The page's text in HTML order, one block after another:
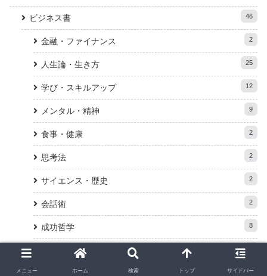
ビジネス書 46
金融・ファイナンス 2
人生論・生き方 25
学び・スキルアップ 12
メンタル・精神 9
食事・健康 2
思考法 2
サイエンス・歴史 2
会話術 2
成功哲学 8
ノンフィクション 6
メニュー ホーム 検索 トップ サイドバー